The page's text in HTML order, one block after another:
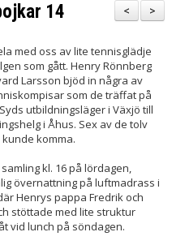
>
<
14
med oss av lite tennisglädje
som gått. Henry Rönnberg
Larsson bjöd in några av
som de träffat på
utbildningsläger i Växjö till
i Åhus. Sex av de tolv
komma.
kl. 16 på lördagen,
övernattning på luftmadrass i
Henrys pappa Fredrik och
stöttade med lite struktur
vid lunch på söndagen.